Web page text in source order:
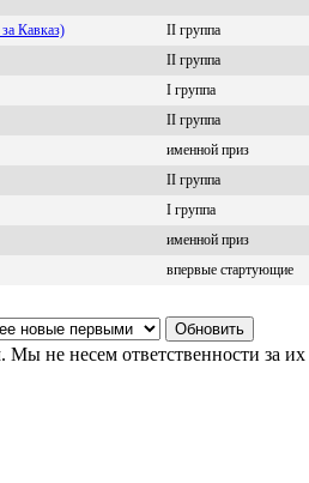
Кавказ) II группа
II группа
I группа
II группа
именной приз
II группа
I группа
именной приз
впервые стартующие
не несем ответственности за